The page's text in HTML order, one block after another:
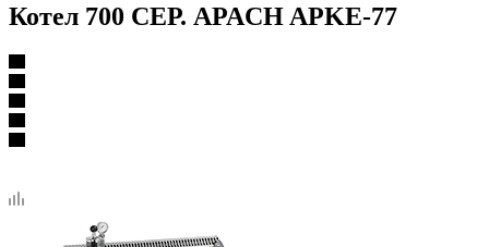
Котел 700 СЕР. APACH APKE-77